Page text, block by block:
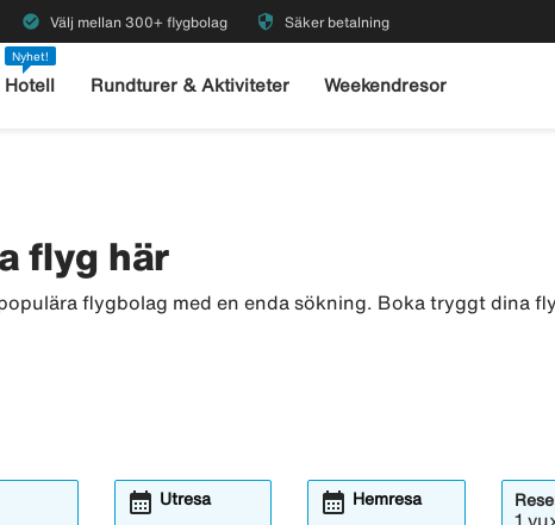
check_circle Välj mellan 300+ flygbolag security Säker betalning
Nyhet!
Hotell Rundturer & Aktiviteter Weekendresor
flyg här
flygbolag med en enda sökning. Boka tryggt dina
Utresa
calendar_month Hemresa
calendar_month
1